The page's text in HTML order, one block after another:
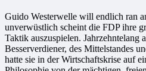
Guido Westerwelle will endlich ran
unverwüstlich scheint die FDP ihre
Taktik auszuspielen. Jahrzehntelang
Besserverdiener, des Mittelstandes
hatte sie in der Wirtschaftskrise auf